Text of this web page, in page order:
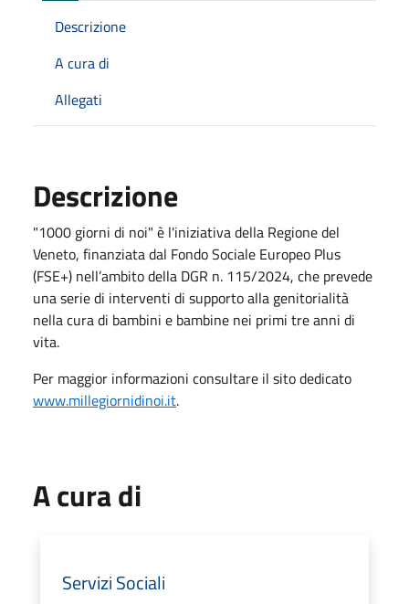
Descrizione
A cura di
Allegati
Descrizione
"1000 giorni di noi" è l'iniziativa della Regione del
Veneto, finanziata dal Fondo Sociale Europeo Plus
(FSE+) nell’ambito della DGR n. 115/2024, che prevede
una serie di interventi di supporto alla genitorialità
nella cura di bambini e bambine nei primi tre anni di
vita.
Per maggior informazioni consultare il sito dedicato
www.millegiornidinoi.it.
A cura di
Servizi Sociali